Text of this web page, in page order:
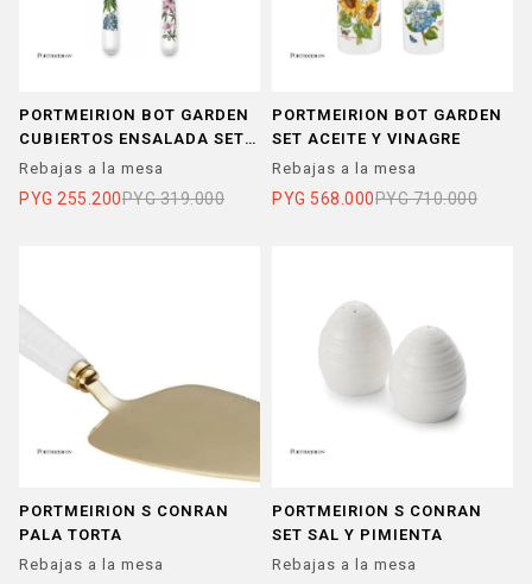
PORTMEIRION BOT GARDEN
CUBIERTOS ENSALADA SET x
2
Rebajas a la mesa
PYG 255.200PYG 319.000
PORTMEIRION BOT GARDEN
SET ACEITE Y VINAGRE
Rebajas a la mesa
PYG 568.000PYG 710.000
PORTMEIRION S CONRAN
PALA TORTA
Rebajas a la mesa
PORTMEIRION S CONRAN
SET SAL Y PIMIENTA
Rebajas a la mesa